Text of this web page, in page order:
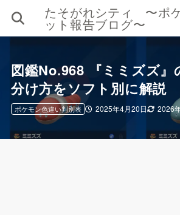
たそがれシティ 〜ポ
ット報告ブログ〜
図鑑No.968 『ミミズズ』
分け方をソフト別に解説
2025年4月20日 2026
ポケモン色違い判別表